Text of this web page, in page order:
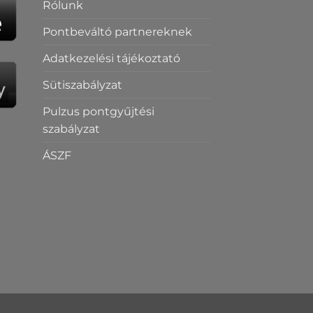
Rólunk
Pontbeváltó partnereknek
Adatkezelési tájékoztató
Sütiszabályzat
Pulzus pontgyűjtési
szabályzat
ÁSZF